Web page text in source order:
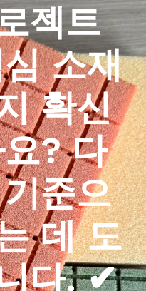
젝트
소재
확신
? 다
준으
데 도
다. ✔